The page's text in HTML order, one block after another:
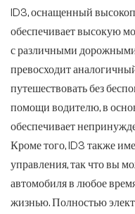
ID3, оснащенный
обеспечивает высокую
с различными
превосходит
путешествовать без
помощи водителю, в
обеспечивает
Кроме того, ID3 также
управления, так что вы
автомобиля в любое
жизнью. Полностью